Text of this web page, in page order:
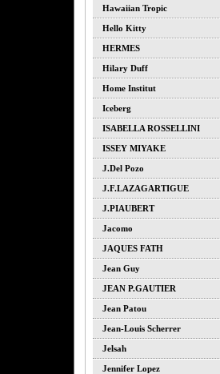
Hawaiian Tropic
Hello Kitty
HERMES
Hilary Duff
Home Institut
Iceberg
ISABELLA ROSSELLINI
ISSEY MIYAKE
J.del Pozo
J.F.LAZAGARTIGUE
J.PIAUBERT
Jacomo
JAQUES FATH
Jean Guy
JEAN P.GAUTIER
Jean Patou
Jean-Louis Scherrer
Jelsah
Jennifer Lopez